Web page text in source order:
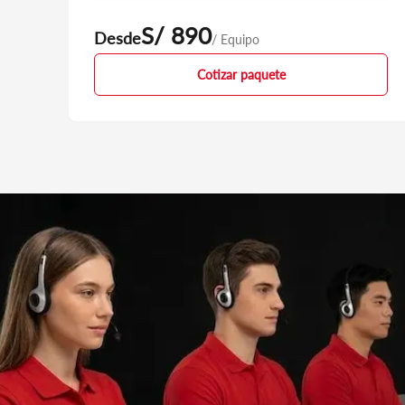
Sede propia
AV. PAKAMUROS 2485, JAEN. CARRETERA JAEN - SAN
IGNACIO
De Lunes A Viernes: 08:30 a 18:00
Dercomaq Pacífico Chincha - Ica II
Sede propia
Panamericana Sur KM 199 - Chincha Alta - Chincha
De Lunes A Viernes: 08:30 a 18:30
Dercomaq Pacífico Motors - Ica
Sede propia
Carretera Panamerica Sur Km 299
DesdeS/ 890/ Equipo
Cotizar paquete